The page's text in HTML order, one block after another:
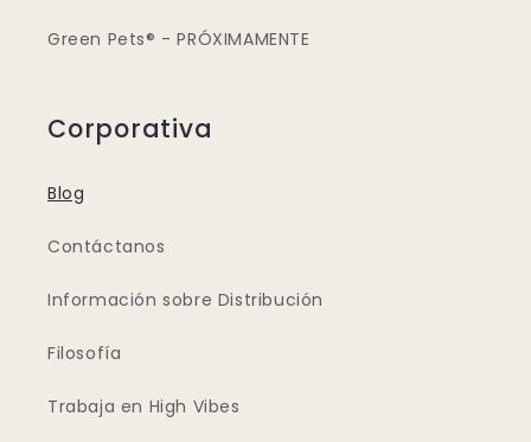
Green Pets® - PRÓXIMAMENTE
Corporativa
Blog
Contáctanos
Información sobre Distribución
Filosofía
Trabaja en High Vibes